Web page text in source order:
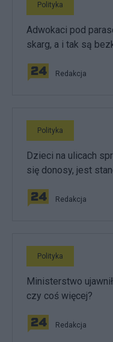
Polityka
Adwokaci pod
skarg, a i tak są
Redakcja
Polityka
Dzieci na ulicach
się donosy, jest
Redakcja
Polityka
Ministerstwo
czy coś więcej?
Redakcja